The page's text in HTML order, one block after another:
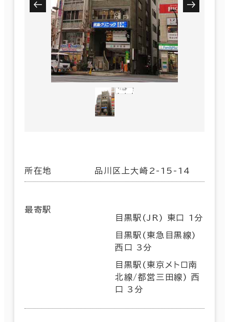
所在地 品川区上大崎2-15-14
最寄駅
目黒駅(JR) 東口 1分
目黒駅(東急目黒線)
西口 3分
目黒駅(東京メトロ南
北線/都営三田線) 西
口 3分